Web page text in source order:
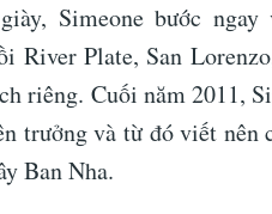
Simeone bước
River Plate, San
riêng. Cuối năm 2011,
trưởng và từ đó viết nên
Ban Nha.